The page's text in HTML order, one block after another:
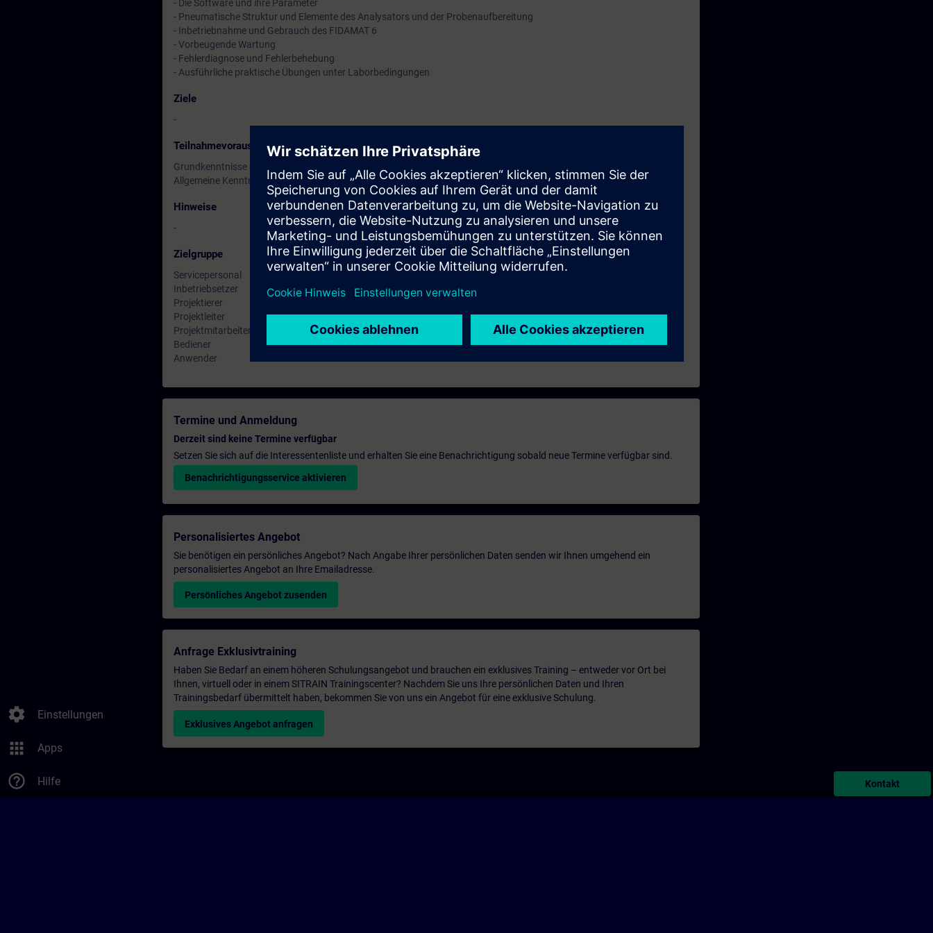
settings Einstellungen
apps Apps
help_outline Hilfe
- Die Software und ihre Parameter
- Pneumatische Struktur und Elemente des Analysators und der Probenaufbereitung
- Inbetriebnahme und Gebrauch des FIDAMAT 6
- Vorbeugende Wartung
- Fehlerdiagnose und Fehlerbehebung
- Ausführliche praktische Übungen unter Laborbedingungen
Ziele
-
Teilnahmevoraussetzung
Grundkenntnisse der Prozessanalysentechnik
Allgemeine Kenntnisse der Elektrotechnik
Hinweise
-
Zielgruppe
Servicepersonal
Inbetriebsetzer
Projektierer
Projektleiter
Projektmitarbeiter
Bediener
Anwender
Termine und Anmeldung
Derzeit sind keine Termine verfügbar
Setzen Sie sich auf die Interessentenliste und erhalten Sie eine Benachrichtigung sobald neue Termine verfügbar sind.
Benachrichtigungsservice aktivieren
Personalisiertes Angebot
Sie benötigen ein persönliches Angebot? Nach Angabe Ihrer persönlichen Daten senden wir Ihnen umgehend ein
personalisiertes Angebot an Ihre Emailadresse.
Persönliches Angebot zusenden
Anfrage Exklusivtraining
Haben Sie Bedarf an einem höheren Schulungsangebot und brauchen ein exklusives Training – entweder vor Ort bei
Ihnen, virtuell oder in einem SITRAIN Trainingscenter? Nachdem Sie uns Ihre persönlichen Daten und Ihren
Trainingsbedarf übermittelt haben, bekommen Sie von uns ein Angebot für eine exklusive Schulung.
Exklusives Angebot anfragen
Kontakt